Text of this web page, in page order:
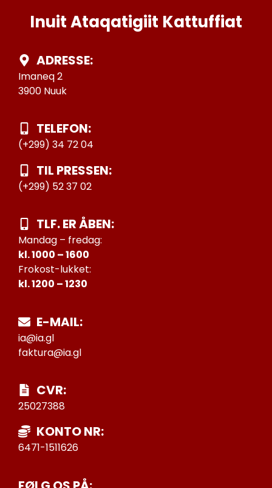
Inuit Ataqatigiit Kattuffiat
ADRESSE:
Imaneq 2
3900 Nuuk
TELEFON:
(+299) 34 72 04
TIL PRESSEN:
(+299) 52 37 02
TLF. ER ÅBEN:
Mandag – fredag:
kl. 1000 – 1600
Frokost-lukket:
kl. 1200 – 1230
E-MAIL:
ia@ia.gl
faktura@ia.gl
CVR:
25027388
KONTO NR:
6471-1511626